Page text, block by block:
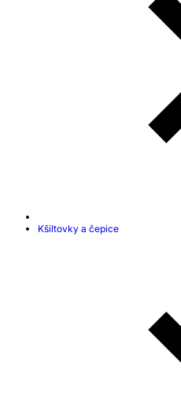
Kšiltovky a čepice